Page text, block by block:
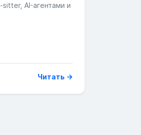
sitter, AI-агентами и
Читать →